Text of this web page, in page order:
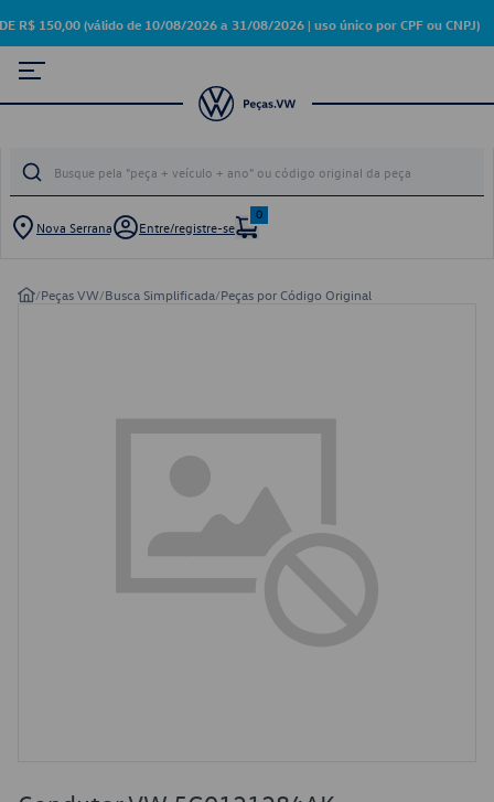
R$ 150,00 (válido de 10/08/2026 a 31/08/2026 | uso único por CPF ou CNPJ)
Nova Serrana Entre/registre-se
0
/Peças VW/Busca Simplificada/Peças por Código Original